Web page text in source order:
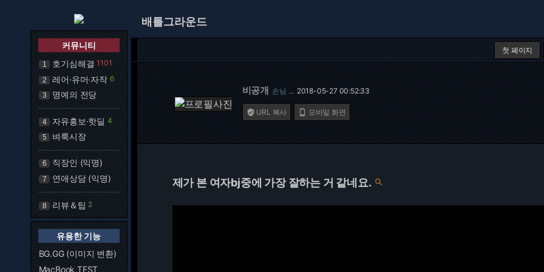
커뮤니티
1 호기심해결 1101
2 레어·유머·자작 6
3 명예의 전당
4 자유홍보·핫딜 4
5 벼룩시장
6 직장인 (익명)
7 연애상담 (익명)
8 리뷰＆팁 2
유용한 기능
BG.GG (이미지 변환)
MacBook TEST
배틀그라운드
첫 페이지
비공개 손님 … 2018-05-27 00:52:33
 URL 복사  모바일 화면
제가 본 여자bj중에 가장 잘하는 거 같네요. 